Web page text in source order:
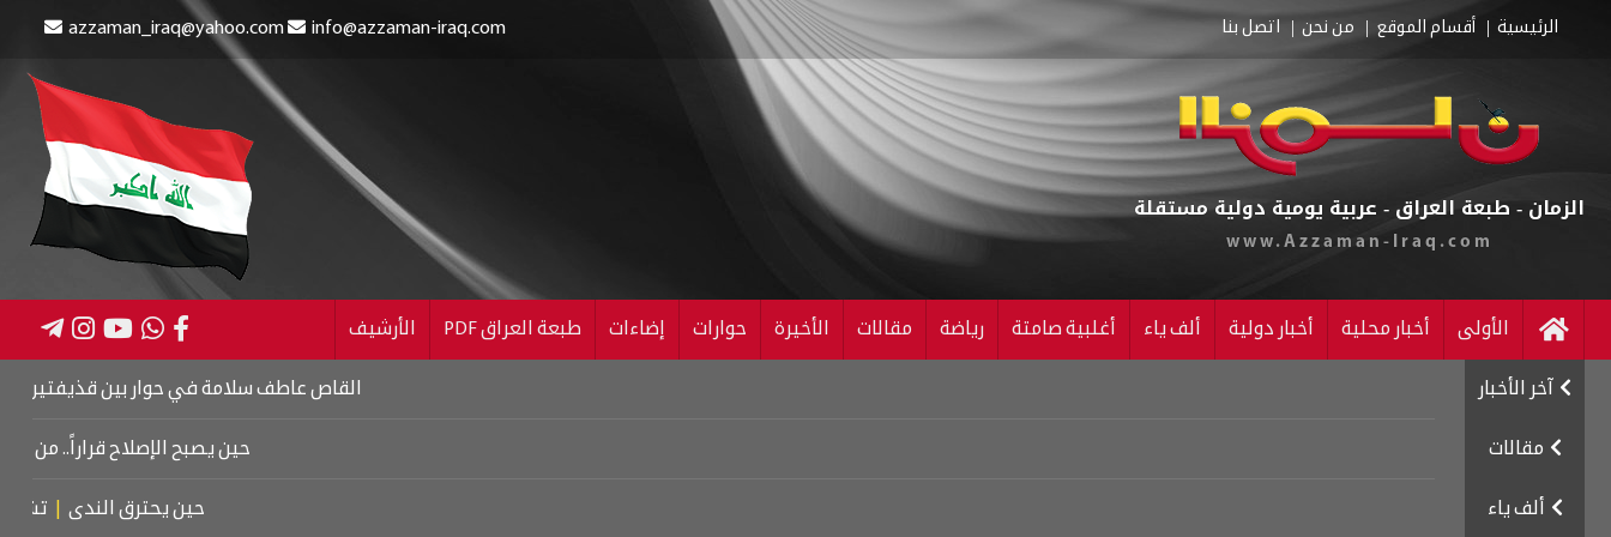
الرئيسية أقسام الموقع من نحن اتصل بنا azzaman_iraq@yahoo.com info@azzaman-iraq.com
الزمان - طبعة العراق - عربية يومية دولية مستقلة
www.Azzaman-Iraq.com
الأولى أخبار محلية أخبار دولية ألف ياء أغلبية صامتة رياضة مقالات الأخيرة حوارات إضاءات طبعة العراق PDF الأرشيف
آخر الأخبار القاص عاطف سلامة في حوار بين قذيفتين | كتاب اسرائيل
مقالات حين يصبح الإصلاح قراراً.. من كربلاء إلى
ألف ياء حين يحترق الندى | تشييع